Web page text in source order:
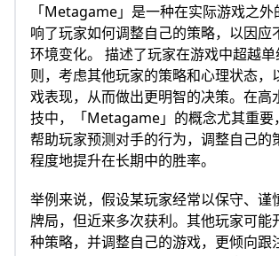
「Metagame」是一种在实际游戏之
响了玩家如何调整自己的策略，以因应
环境变化。 描述了玩家在游戏中超越
则，考虑其他玩家的策略和心理状态，
戏表现，从而做出更明智的决策。在高
技中，「Metagame」的概念尤其重要
帮助玩家预测对手的行为，调整自己的
程度地提升在长期中的胜率。
举例来说，假设某玩家经常以保守、谨
牌局，但近来多次获利。其他玩家可能
种策略，并调整自己的游戏，更倾向跟